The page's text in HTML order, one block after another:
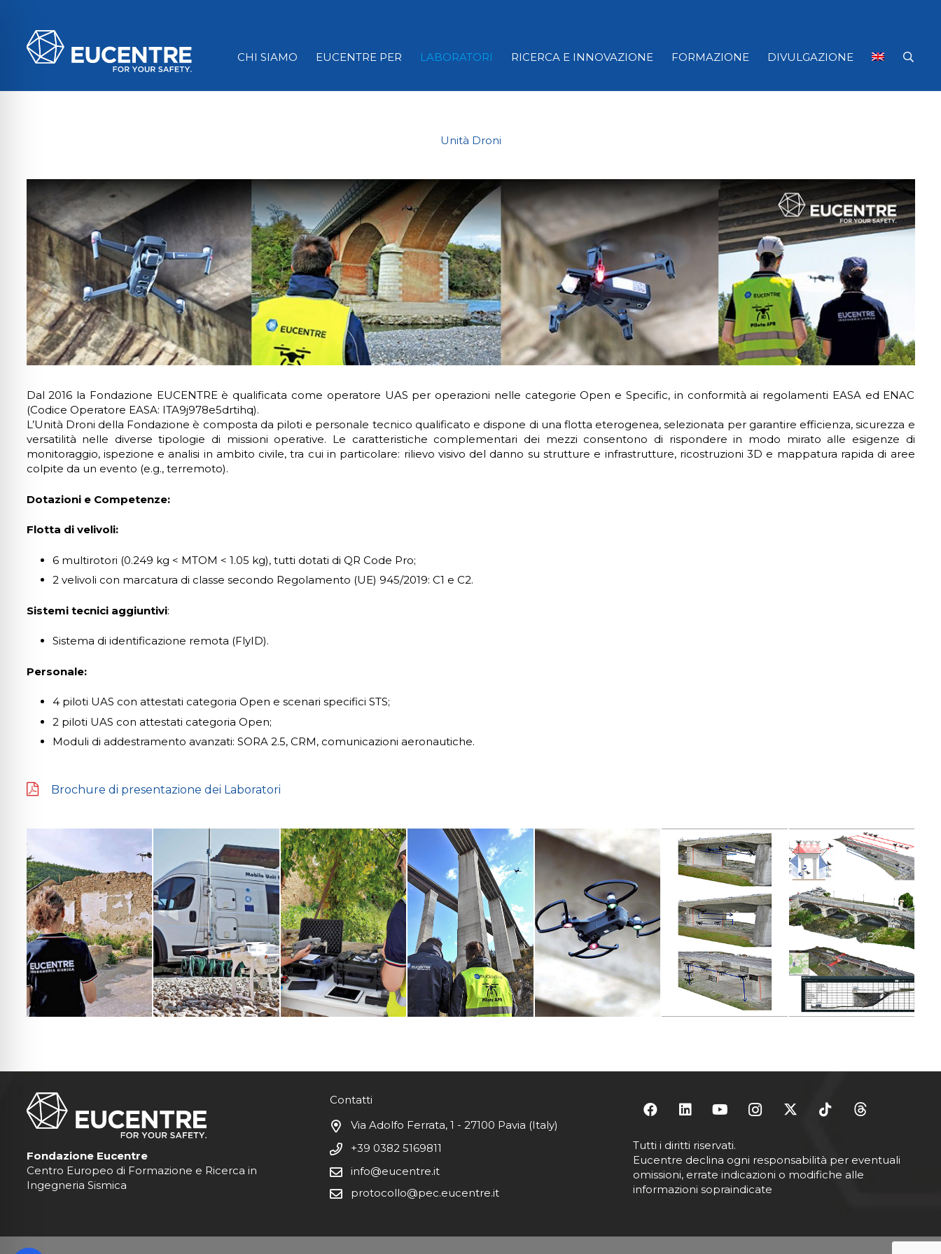
CHI SIAMO EUCENTRE PER LABORATORI RICERCA E INNOVAZIONE FORMAZIONE DIVULGAZIONE
Unità Droni
Dal 2016 la Fondazione EUCENTRE è qualificata come operatore UAS per operazioni nelle categorie Open e Specific, in conformità ai regolamenti EASA ed ENAC
(Codice Operatore EASA: ITA9j978e5drtihq).
L’Unità Droni della Fondazione è composta da piloti e personale tecnico qualificato e dispone di una flotta eterogenea, selezionata per garantire efficienza, sicurezza e
versatilità nelle diverse tipologie di missioni operative. Le caratteristiche complementari dei mezzi consentono di rispondere in modo mirato alle esigenze di
monitoraggio, ispezione e analisi in ambito civile, tra cui in particolare: rilievo visivo del danno su strutture e infrastrutture, ricostruzioni 3D e mappatura rapida di aree
colpite da un evento (e.g., terremoto).
Dotazioni e Competenze:
Flotta di velivoli:
6 multirotori (0.249 kg < MTOM < 1.05 kg), tutti dotati di QR Code Pro;
2 velivoli con marcatura di classe secondo Regolamento (UE) 945/2019: C1 e C2.
Sistemi tecnici aggiuntivi:
Sistema di identificazione remota (FlyID).
Personale:
4 piloti UAS con attestati categoria Open e scenari specifici STS;
2 piloti UAS con attestati categoria Open;
Moduli di addestramento avanzati: SORA 2.5, CRM, comunicazioni aeronautiche.
Brochure di presentazione dei Laboratori
Fondazione Eucentre
Centro Europeo di Formazione e Ricerca in
Ingegneria Sismica
Contatti
Via Adolfo Ferrata, 1 - 27100 Pavia (Italy)
+39 0382 5169811
info@eucentre.it
protocollo@pec.eucentre.it
Tutti i diritti riservati.
Eucentre declina ogni responsabilità per eventuali
omissioni, errate indicazioni o modifiche alle
informazioni sopraindicate
per disabilità visive
sicuro per crisi
adatta per ADHD
per cecità
sicura per epilessia